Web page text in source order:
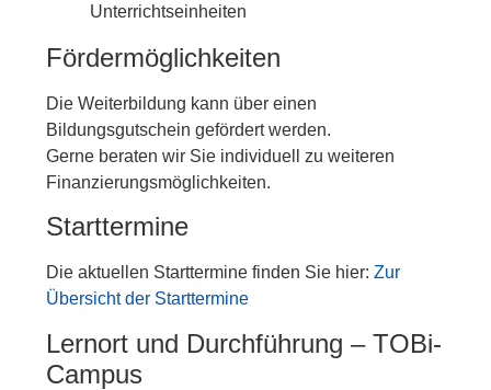
Unterrichtseinheiten
Fördermöglichkeiten
Die Weiterbildung kann über einen
Bildungsgutschein gefördert werden.
Gerne beraten wir Sie individuell zu weiteren
Finanzierungsmöglichkeiten.
Starttermine
Die aktuellen Starttermine finden Sie hier: Zur
Übersicht der Starttermine
Lernort und Durchführung – TOBi-
Campus